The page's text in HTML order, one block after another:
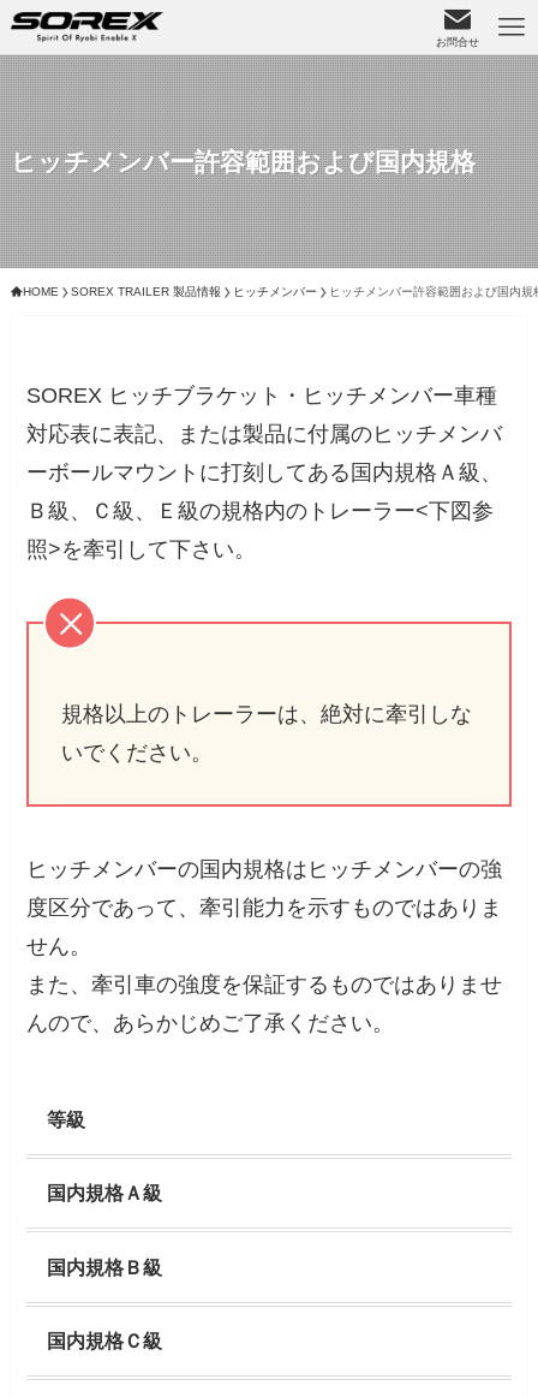
お問合せ
ヒッチメンバー許容範囲および国内規格
HOME SOREX TRAILER 製品情報 ヒッチメンバー ヒッチメンバー許容範囲および国内規
SOREX ヒッチブラケット・ヒッチメンバー車種
対応表に表記、または製品に付属のヒッチメンバ
ーボールマウントに打刻してある国内規格Ａ級、
Ｂ級、Ｃ級、Ｅ級の規格内のトレーラー<下図参
照>を牽引して下さい。
規格以上のトレーラーは、絶対に牽引しな
いでください。
ヒッチメンバーの国内規格はヒッチメンバーの強
度区分であって、牽引能力を示すものではありま
せん。
また、牽引車の強度を保証するものではありませ
んので、あらかじめご了承ください。
等級
国内規格Ａ級
国内規格Ｂ級
国内規格Ｃ級